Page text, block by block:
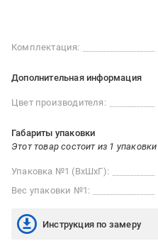
Комплектация:
Дополнительная информация
Цвет производителя:
Габариты упаковки
Этот товар состоит из 1 упаковки
Упаковка №1 (ВхШхГ):
Вес упаковки №1:
Инструкция по замеру